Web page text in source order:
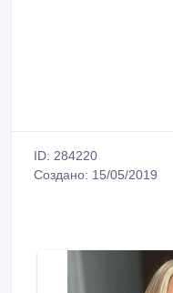
ID: 284220
Создано: 15/05/2019